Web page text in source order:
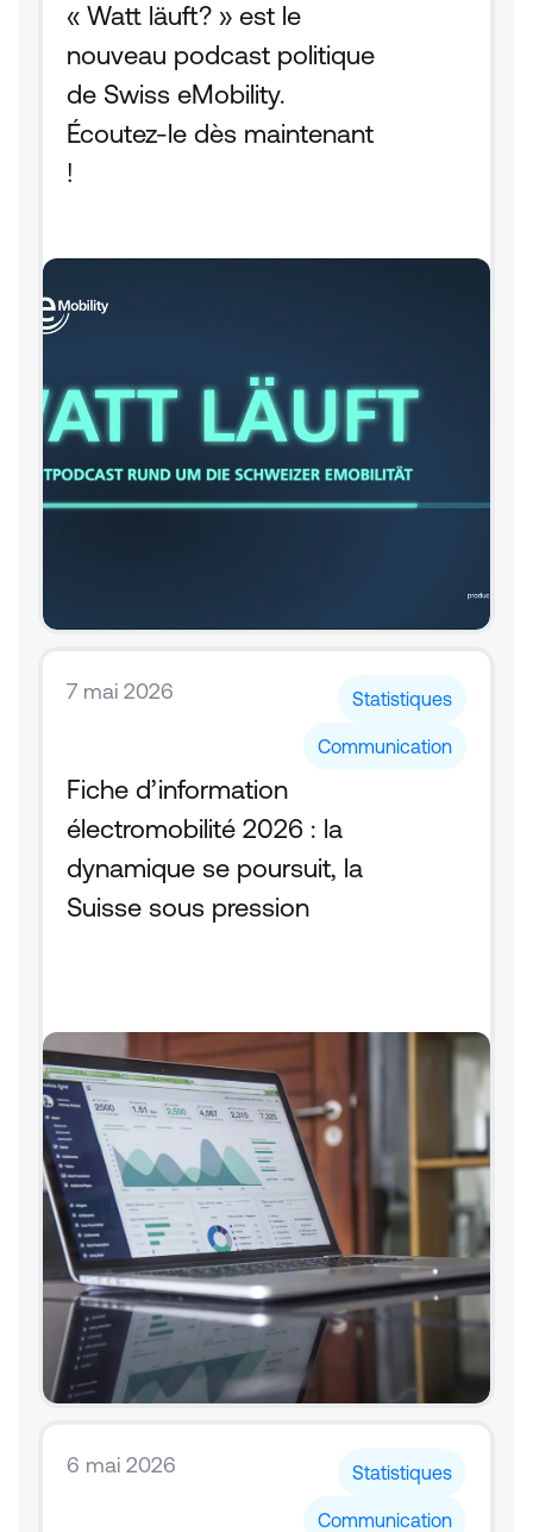
« Watt läuft? » est le
nouveau podcast politique
de Swiss eMobility.
Écoutez-le dès maintenant
!
7 mai 2026 Statistiques
Communication
Fiche d’information
électromobilité 2026 : la
dynamique se poursuit, la
Suisse sous pression
6 mai 2026 Statistiques
Communication